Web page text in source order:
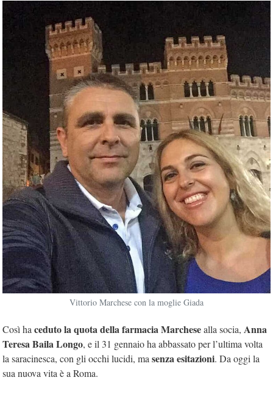
Vittorio Marchese con la moglie Giada
Così ha ceduto la quota della farmacia Marchesealla socia, Anna
Teresa Baila Longo, e il 31 gennaio ha abbassato per l’ultima volta
la saracinesca, con gli occhi lucidi, ma senza esitazioni. Da oggi la
sua nuova vita è a Roma.